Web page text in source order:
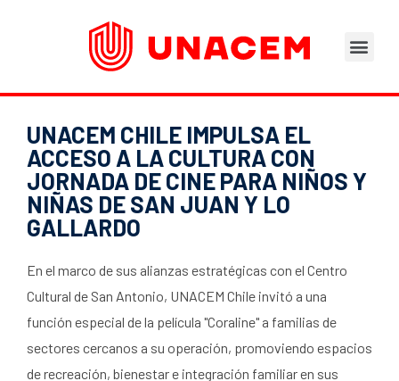
UNACEM CHILE IMPULSA EL
ACCESO A LA CULTURA CON
JORNADA DE CINE PARA NIÑOS Y
NIÑAS DE SAN JUAN Y LO
GALLARDO
En el marco de sus alianzas estratégicas con el Centro
Cultural de San Antonio, UNACEM Chile invitó a una
función especial de la película "Coraline" a familias de
sectores cercanos a su operación, promoviendo espacios
de recreación, bienestar e integración familiar en sus